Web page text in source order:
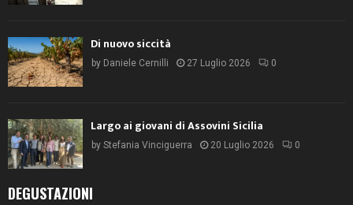
Di nuovo siccità
by Daniele Cernilli 27 Luglio 2026 0
Largo ai giovani di Assovini Sicilia
by Stefania Vinciguerra 20 Luglio 2026 0
DEGUSTAZIONI